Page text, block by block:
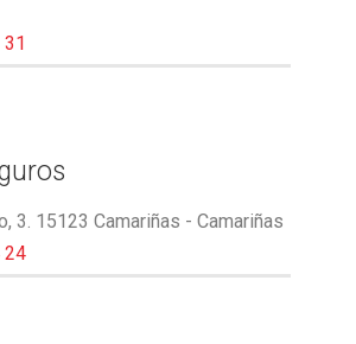
3. 15123 Camariñas - Camariñas
24